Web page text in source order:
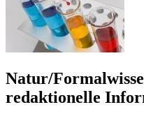
Natur/
redaktionelle